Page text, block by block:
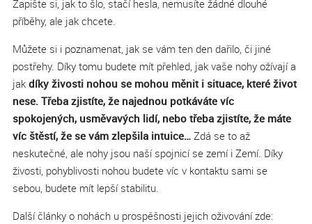
Zapište si, jak to šlo, stačí hesla, nemusíte žádné dlouhé
příběhy, ale jak chcete.
Můžete si i poznamenat, jak se vám ten den dařilo, či jiné
postřehy. Díky tomu budete mít přehled, jak vaše nohy ožívají a
jak díky živosti nohou se mohou měnit i situace, které život
nese. Třeba zjistíte, že najednou potkáváte víc
spokojených, usměvavých lidí, nebo třeba zjistíte, že máte
víc štěstí, že se vám zlepšila intuice…Zdá se to až
neskutečné, ale nohy jsou naší spojnicí se zemí i Zemí. Díky
živosti, pohyblivosti nohou budete víc v kontaktu sami se
sebou, budete mít lepší stabilitu.
Další články o nohách u prospěšnosti jejich oživování zde: